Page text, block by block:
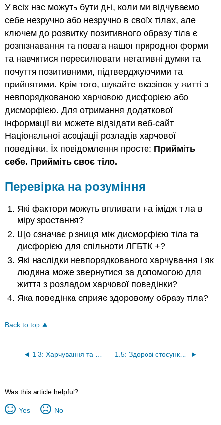
У всіх нас можуть бути дні, коли ми відчуваємо
себе незручно або незручно в своїх тілах, але
ключем до розвитку позитивного образу тіла є
розпізнавання та повага нашої природної форми
та навчитися пересилювати негативні думки та
почуття позитивними, підтверджуючими та
прийнятими. Крім того, шукайте вказівок у житті з
невпорядкованою харчовою дисфорією або
дисморфією. Для отримання додаткової
інформації ви можете відвідати веб-сайт
Національної асоціації розладів харчової
поведінки. Їх повідомлення просте: Прийміть
себе. Прийміть своє тіло.
Перевірка на розуміння
Які фактори можуть впливати на імідж тіла в
міру зростання?
Що означає різниця між дисморфією тіла та
дисфорією для спільноти ЛГБТК +?
Які наслідки невпорядкованого харчування і як
людина може звернутися за допомогою для
життя з розладом харчової поведінки?
Яка поведінка сприяє здоровому образу тіла?
Back to top
1.3: Харчування та фітнес 1.5: Здорові стосунки та сексуальність
Was this article helpful?
Yes No